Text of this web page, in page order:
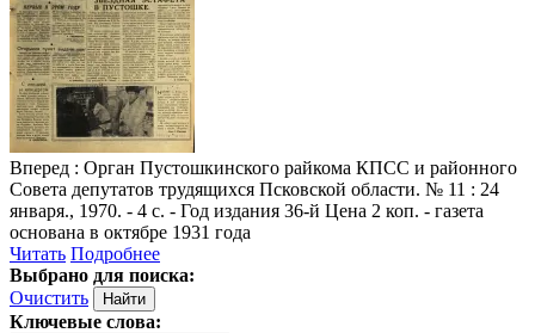
Вперед : Орган Пустошкинского райкома КПСС и районного
Совета депутатов трудящихся Псковской области. № 11 : 24
января., 1970. - 4 с. - Год издания 36-й Цена 2 коп. - газета
основана в октябре 1931 года
Читать Подробнее
Выбрано для поиска:
Очистить
Ключевые слова: